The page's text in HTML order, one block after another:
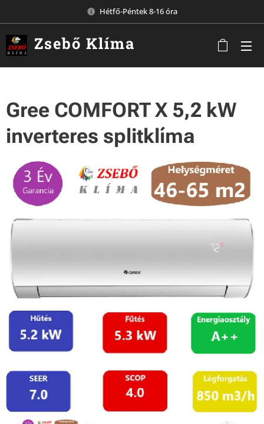
Hétfő-Péntek 8-16 óra
Zsebő Klíma
Komárom
Gree COMFORT X 5,2 kW
inverteres splitklíma